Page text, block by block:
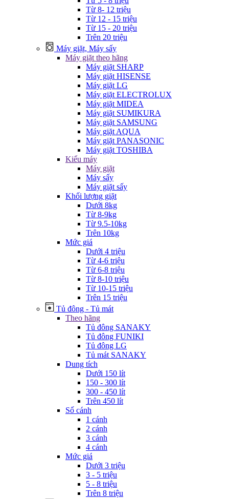
Từ 8- 12 triệu
Từ 12 - 15 triệu
Từ 15 - 20 triệu
Trên 20 triệu
Máy giặt, Máy sấy
Máy giặt theo hãng
Máy giặt SHARP
Máy giặt HISENSE
Máy giặt LG
Máy giặt ELECTROLUX
Máy giặt MIDEA
Máy giặt SUMIKURA
Máy giặt SAMSUNG
Máy giặt AQUA
Máy giặt PANASONIC
Máy giặt TOSHIBA
Kiểu máy
Máy giặt
Máy sấy
Máy giặt sấy
Khối lượng giặt
Dưới 8kg
Từ 8-9kg
Từ 9.5-10kg
Trên 10kg
Mức giá
Dưới 4 triệu
Từ 4-6 triệu
Từ 6-8 triệu
Từ 8-10 triệu
Từ 10-15 triệu
Trên 15 triệu
Tủ đông - Tủ mát
Theo hãng
Tủ đông SANAKY
Tủ đông FUNIKI
Tủ đông LG
Tủ mát SANAKY
Dung tích
Dưới 150 lít
150 - 300 lít
300 - 450 lít
Trên 450 lít
Số cánh
1 cánh
2 cánh
3 cánh
4 cánh
Mức giá
Dưới 3 triệu
3 - 5 triệu
5 - 8 triệu
Trên 8 triệu